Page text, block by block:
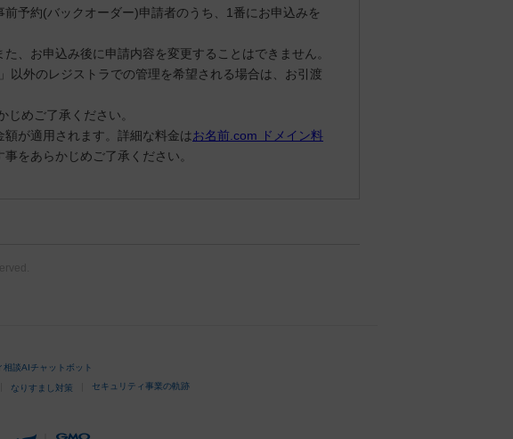
予約(バックオーダー)申請者のうち、1番にお申込みを
、お申込み後に申請内容を変更することはできません。
外のレジストラでの管理を希望される場合は、お引渡
めご了承ください。
が適用されます。詳細な料金は お名前.com ドメイン料
をあらかじめご了承ください。
相談AIチャットボット
なりすまし対策 セキュリティ事業の軌跡